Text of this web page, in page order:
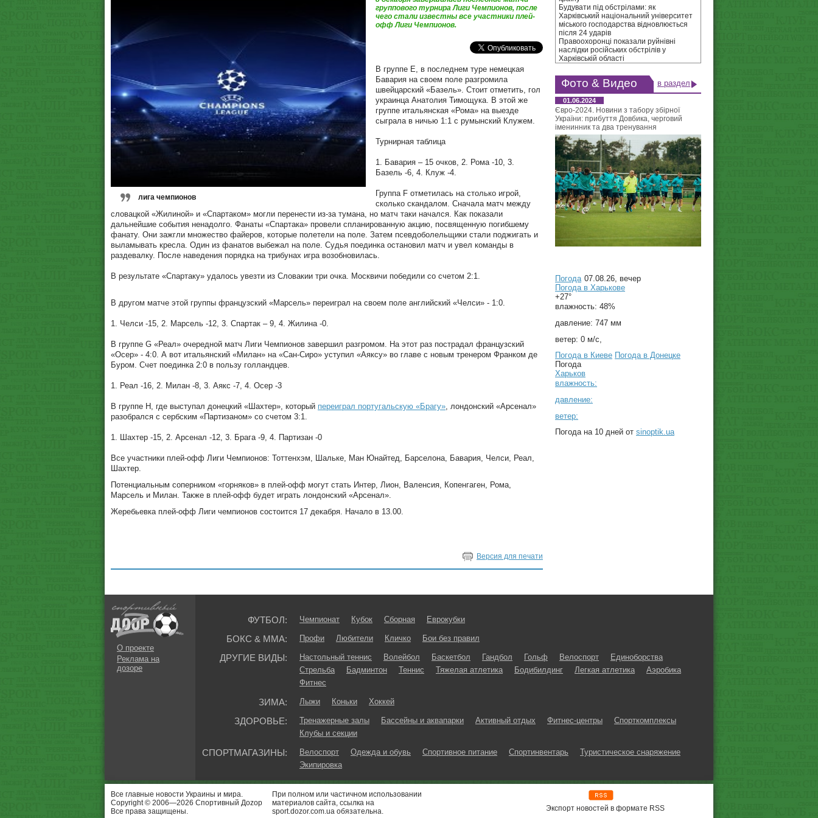
лига чемпионов
группового турнира Лиги Чемпионов, после
чего стали известны все участники плей-
офф Лиги Чемпионов.
В группе Е, в последнем туре немецкая
Бавария на своем поле разгромила
швейцарский «Базель». Стоит отметить, гол
украинца Анатолия Тимощука. В этой же
группе итальянская «Рома» на выезде
сыграла в ничью 1:1 с румынский Клужем.
Турнирная таблица
1. Бавария – 15 очков, 2. Рома -10, 3.
Базель -6, 4. Клуж -4.
Группа F отметилась на столько игрой,
сколько скандалом. Сначала матч между
словацкой «Жилиной» и «Спартаком» могли перенести из-за тумана, но матч таки начался. Как показали
дальнейшие события ненадолго. Фанаты «Спартака» провели спланированную акцию, посвященную погибшему
фанату. Они зажгли множество файеров, которые полетели на поле. Затем псевдоболельщики стали поджигать и
выламывать кресла. Один из фанатов выбежал на поле. Судья поединка остановил матч и увел команды в
раздевалку. После наведения порядка на трибунах игра возобновилась.
В результате «Спартаку» удалось увезти из Словакии три очка. Москвичи победили со счетом 2:1.
В другом матче этой группы французский «Марсель» переиграл на своем поле английский «Челси» - 1:0.
1. Челси -15, 2. Марсель -12, 3. Спартак – 9, 4. Жилина -0.
В группе G «Реал» очередной матч Лиги Чемпионов завершил разгромом. На этот раз пострадал французский
«Осер» - 4:0. А вот итальянский «Милан» на «Сан-Сиро» уступил «Аяксу» во главе с новым тренером Франком де
Буром. Счет поединка 2:0 в пользу голландцев.
1. Реал -16, 2. Милан -8, 3. Аякс -7, 4. Осер -3
В группе Н, где выступал донецкий «Шахтер», который переиграл португальскую «Брагу», лондонский «Арсенал»
разобрался с сербским «Партизаном» со счетом 3:1.
1. Шахтер -15, 2. Арсенал -12, 3. Брага -9, 4. Партизан -0
Все участники плей-офф Лиги Чемпионов: Тоттенхэм, Шальке, Ман Юнайтед, Барселона, Бавария, Челси, Реал,
Шахтер.
Потенциальным соперником «горняков» в плей-офф могут стать Интер, Лион, Валенсия, Копенгаген, Рома,
Марсель и Милан. Также в плей-офф будет играть лондонский «Арсенал».
Жеребьевка плей-офф Лиги чемпионов состоится 17 декабря. Начало в 13.00.
Версия для печати
Будувати під обстрілами: як
Харківський національний університет
міського господарства відновлюється
після 24 ударів
Правоохоронці показали руйнівні
наслідки російських обстрілів у
Харківській області
Фото & Видео в раздел
01.06.2024
Євро-2024. Новини з табору збірної
України: прибуття Довбика, черговий
іменинник та два тренування
Погода 07.08.26, вечер
Погода в Харькове
+27°
влажность: 48%
давление: 747 мм
ветер: 0 м/с,
Погода в Киеве Погода в Донецке
Погода
Харьков
влажность:
давление:
ветер:
Погода на 10 дней от sinoptik.ua
О проекте
Реклама на
дозоре
ФУТБОЛ: Чемпионат Кубок Сборная Еврокубки
БОКС & ММА: Профи Любители Кличко Бои без правил
ДРУГИЕ ВИДЫ: Настольный теннис Волейбол Баскетбол Гандбол Гольф Велоспорт
Единоборства
Стрельба
Бадминтон Теннис Тяжелая атлетика Бодибилдинг Легкая атлетика
Аэробика
Фитнес
ЗИМА: Лыжи Коньки Хоккей
ЗДОРОВЬЕ: Тренажерные залы Бассейны и аквапарки Активный отдых Фитнес-центры
Спорткомплексы
Клубы и секции
СПОРТМАГАЗИНЫ: Велоспорт Одежда и обувь Спортивное питание Спортинвентарь
Туристическое снаряжение
Экипировка
Все главные новости Украины и мира.
Copyright © 2006—2026 Спортивный Доzор
Все права защищены.
При полном или частичном использовании
материалов сайта, ссылка на
sport.dozor.com.ua обязательна.
Экспорт новостей в формате RSS